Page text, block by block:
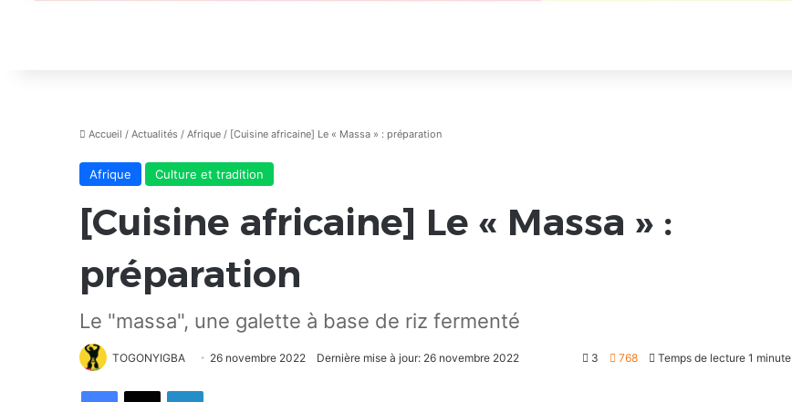
Accueil / Actualités / Afrique / [Cuisine africaine] Le « Massa » : préparation
Afrique Culture et tradition
[Cuisine africaine] Le « Massa » :
préparation
Le "massa", une galette à base de riz fermenté
TOGONYIGBA 26 novembre 2022 Dernière mise à jour: 26 novembre 2022 3 768 Temps de lecture 1 minute
FacebookX Linkedin